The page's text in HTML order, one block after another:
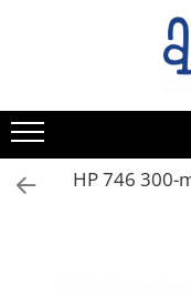
HP 746 300-